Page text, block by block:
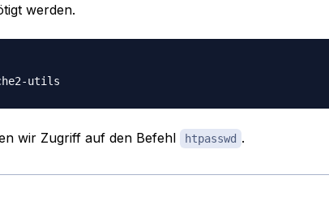
werden.
wir Zugriff auf den Befehl htpasswd .